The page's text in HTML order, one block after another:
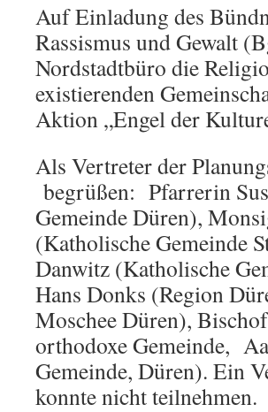
Auf Einladung des
Rassismus und Gewalt
Nordstadtbüro die
existierenden
Aktion „Engel der
Als Vertreter der
begrüßen: Pfarrerin
Gemeinde Düren),
(Katholische Gemeinde
Danwitz (Katholische
Hans Donks (Region
Moschee Düren),
orthodoxe Gemeinde,
Gemeinde, Düren). Ein
konnte nicht teilnehmen.